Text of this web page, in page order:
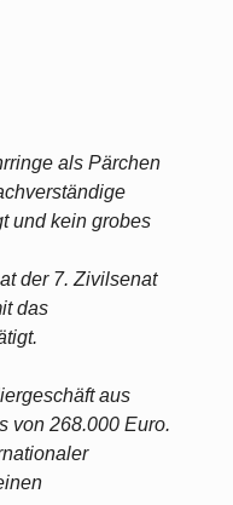
als Pärchen
und kein grobes
der 7. Zivilsenat
das
aus
von 268.000 Euro.